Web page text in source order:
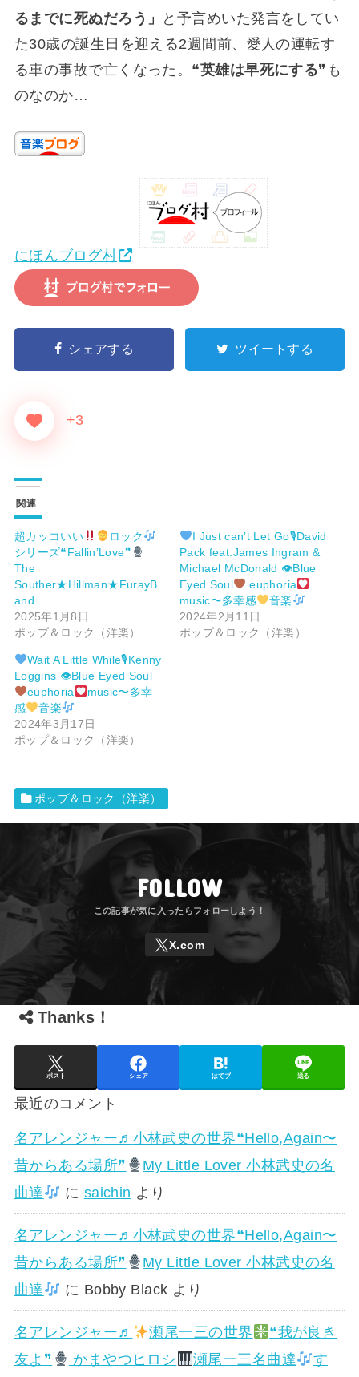
るまでに死ぬだろう」
と予言めいた発言をしてい
た30歳の誕生日を迎える2週間前、愛人の運転す
る車の事故で亡くなった。❝英雄は早死にする❞も
のなのか…
にほんブログ村
シェアする ツイートする
+3
関連
超カッコいい
ロック
シリーズ❝Fallin’Love❞
The
Souther★Hillman★FurayB
and
2025年1月8日
ポップ＆ロック（洋楽）
I Just can’t Let Go🎙David
Pack feat.James Ingram &
Michael McDonald 👁Blue
Eyed Soul
euphoria
music〜多幸感
音楽
2024年2月11日
ポップ＆ロック（洋楽）
Wait A Little While🎙Kenny
Loggins 👁Blue Eyed Soul
euphoria
music〜多幸
感
音楽
2024年3月17日
ポップ＆ロック（洋楽）
ポップ＆ロック（洋楽）
FOLLOW
Thanks！
ポスト シェア はてブ 送る
最近のコメント
名アレンジャー♬ 小林武史の世界❝Hello,Again〜
昔からある場所❞
My Little Lover 小林武史の名
曲達
に saichin より
名アレンジャー♬ 小林武史の世界❝Hello,Again〜
昔からある場所❞
My Little Lover 小林武史の名
曲達
に Bobby Black より
名アレンジャー♬ 瀬尾一三の世界
❝我が良き
友よ❞
かまやつヒロシ 瀬尾一三名曲達
す